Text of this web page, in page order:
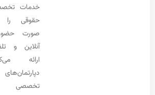
خدمات تخصصی
حقوقی را به
صورت حضوری،
آنلاین و تلفنی
ارائه می‌کند.
تخصصی در